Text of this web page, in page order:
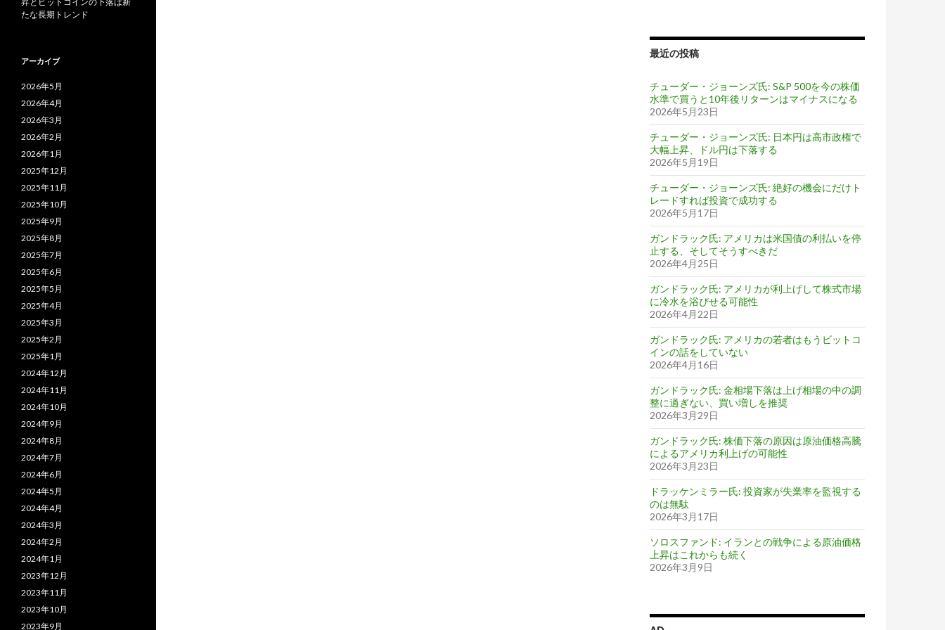
最近の投稿
チューダー・ジョーンズ氏: S&P 500を今の株価
水準で買うと10年後リターンはマイナスになる
2026年5月23日
チューダー・ジョーンズ氏: 日本円は高市政権で
大幅上昇、ドル円は下落する
2026年5月19日
チューダー・ジョーンズ氏: 絶好の機会にだけト
レードすれば投資で成功する
2026年5月17日
ガンドラック氏: アメリカは米国債の利払いを停
止する、そしてそうすべきだ
2026年4月25日
ガンドラック氏: アメリカが利上げして株式市場
に冷水を浴びせる可能性
2026年4月22日
ガンドラック氏: アメリカの若者はもうビットコ
インの話をしていない
2026年4月16日
ガンドラック氏: 金相場下落は上げ相場の中の調
整に過ぎない、買い増しを推奨
2026年3月29日
ガンドラック氏: 株価下落の原因は原油価格高騰
によるアメリカ利上げの可能性
2026年3月23日
ドラッケンミラー氏: 投資家が失業率を監視する
のは無駄
2026年3月17日
ソロスファンド: イランとの戦争による原油価格
上昇はこれからも続く
2026年3月9日
たな長期トレンド
アーカイブ
2026年5月
2026年4月
2026年3月
2026年2月
2026年1月
2025年12月
2025年11月
2025年10月
2025年9月
2025年8月
2025年7月
2025年6月
2025年5月
2025年4月
2025年3月
2025年2月
2025年1月
2024年12月
2024年11月
2024年10月
2024年9月
2024年8月
2024年7月
2024年6月
2024年5月
2024年4月
2024年3月
2024年2月
2024年1月
2023年12月
2023年11月
2023年10月
2023年9月